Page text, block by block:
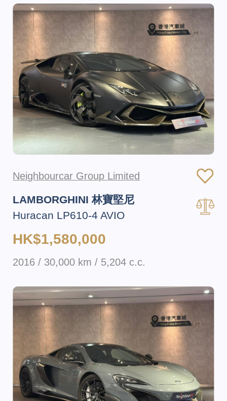
Neighbourcar Group Limited
LAMBORGHINI 林寶堅尼
Huracan LP610-4 AVIO
HK$1,580,000
2016 / 30,000 km / 5,204 c.c.